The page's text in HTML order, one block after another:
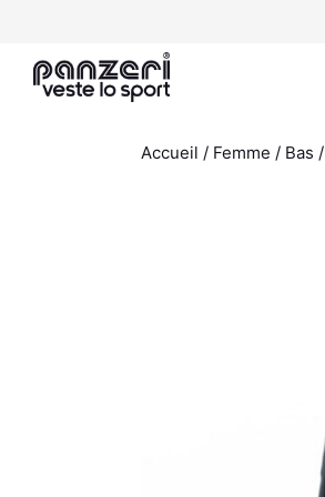
contenu
Accueil / Femme / Bas /